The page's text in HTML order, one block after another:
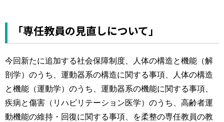
「専任教員の見直しについて」
今回新たに追加する社会保障制度、人体の構造と機能（解
剖学）のうち、運動器系の構造に関する事項、人体の構造
と機能（運動学）のうち、運動器系の機能に関する事項、
疾病と傷害（リハビリテーション医学）のうち、高齢者運
動機能の維持・回復に関する事項、を柔整の専任教員の教